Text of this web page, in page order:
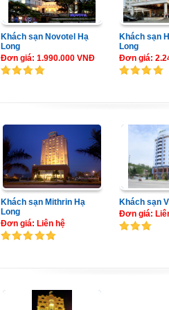
Khách sạn Novotel Hạ
Long
Đơn giá: 1.990.000 VNĐ
Khách sạn
Long
Đơn giá:
Khách sạn Mithrin Hạ
Long
Đơn giá: Liên hệ
Khách sạn
Đơn giá: